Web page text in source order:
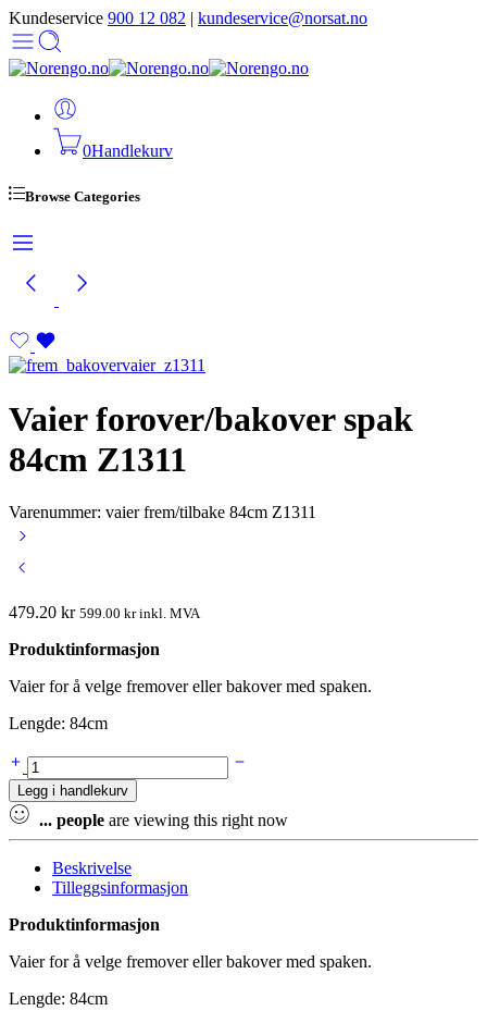
Kundeservice 900 12 082 | kundeservice@norsat.no
0Handlekurv
Browse Categories
Vaier forover/bakover spak
84cm Z1311
Varenummer: vaier frem/tilbake 84cm Z1311
479.20 kr 599.00 krinkl. MVA
Produktinformasjon
Vaier for å velge fremover eller bakover med spaken.
Lengde: 84cm
Vaier
forover/bakover
spak
84cm
Z1311
Legg i handlekurv
... people are viewing this right now
Beskrivelse
Tilleggsinformasjon
Produktinformasjon
Vaier for å velge fremover eller bakover med spaken.
Lengde: 84cm